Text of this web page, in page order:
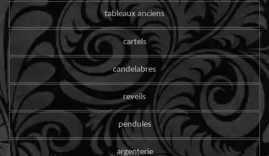
tableaux anciens
cartels
candelabres
reveils
pendules
argenterie